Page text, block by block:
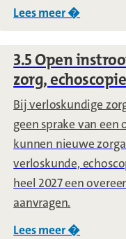
Lees meer �
3.5 Open
zorg,
Bij verloskundige
geen sprake van
kunnen nieuwe
verloskunde,
heel 2027 een
aanvragen.
Lees meer �